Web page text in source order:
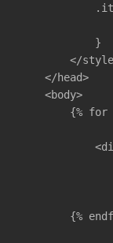
            }
</
    </head>
    <body>
{% for
{%